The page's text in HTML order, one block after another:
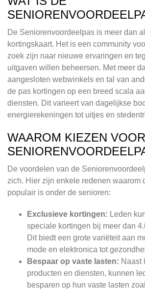
De Seniorenvoordeelpas is meer dan
kortingskaart. Het is een community
zoek zijn naar nieuwe ervaringen en
uitgaven willen beheersen. Met meer
aangesloten webwinkels en tal van
de pas kortingen op een breed scala
diensten. Dit varieert van dagelijkse
energierekeningen tot uitjes en
WAAROM KIEZEN
De voordelen van de
zich. Hier zijn enkele redenen waarom
populair is onder de senioren:
Exclusieve kortingen: Leden
speciale kortingen bij meer dan
Dit biedt een grote variëteit aan
mode en elektronica tot
Bespaar op vaste lasten: Naast
producten en diensten, kunnen
besparen op hun vaste lasten